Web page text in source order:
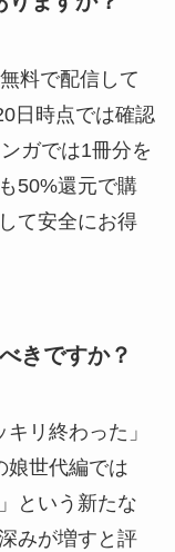
料で配信して
日時点では確認
ガでは1冊分を
50%還元で購
て安全にお得
きですか？
リ終わった」
娘世代編では
という新たな
みが増すと評